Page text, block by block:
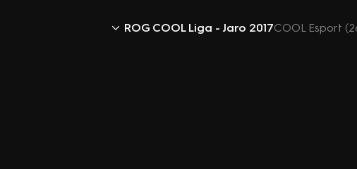
ROG COOL Liga - Jaro 2017COOL Esport